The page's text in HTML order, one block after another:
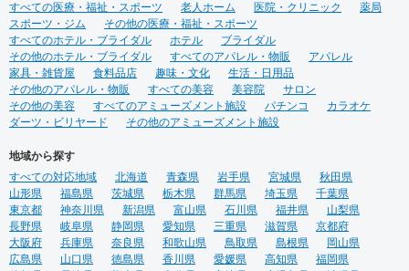
すべての医療・福祉・スポーツ
老人ホーム 医院・クリニック
薬局
スポーツ・ジム
その他の医療・福祉・スポーツ
すべてのホテル・ブライダル
ホテル
ブライダル
その他のホテル・ブライダル
すべてのアパレル・物販
アパレル
家具・雑貨屋
食料品店 趣味・文化
生活・日用品
その他のアパレル・物販
すべての美容 美容院
サロン
その他の美容
すべてのアミューズメント施設 パチンコ
カラオケ
ダーツ・ビリヤード
その他のアミューズメント施設
地域から探す
すべての対応地域
北海道 青森県 岩手県 宮城県
秋田県
山形県
福島県 茨城県 栃木県 群馬県 埼玉県
千葉県
東京都
神奈川県 新潟県 富山県 石川県 福井県
山梨県
長野県
岐阜県 静岡県 愛知県 三重県 滋賀県
京都府
大阪府
兵庫県 奈良県 和歌山県 鳥取県 島根県
岡山県
広島県
山口県 徳島県 香川県 愛媛県 高知県
福岡県